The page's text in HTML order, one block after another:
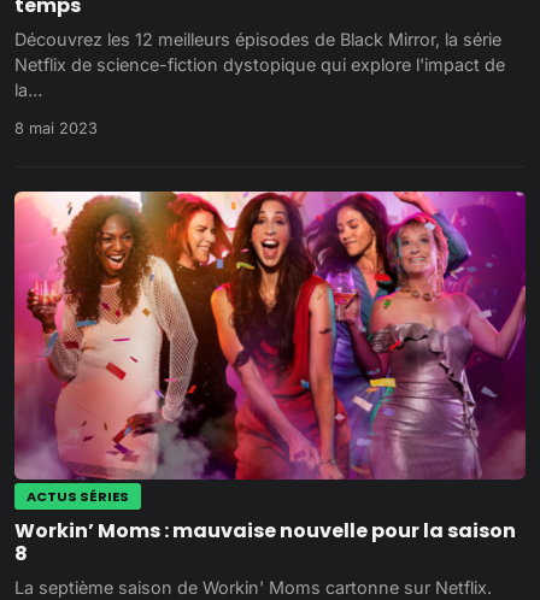
temps
Découvrez les 12 meilleurs épisodes de Black Mirror, la série
Netflix de science-fiction dystopique qui explore l'impact de
la…
8 mai 2023
ACTUS SÉRIES
Workin’ Moms : mauvaise nouvelle pour la saison
8
La septième saison de Workin' Moms cartonne sur Netflix.